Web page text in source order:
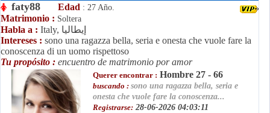
faty88 Edad : 27 Año.
Matrimonio : Soltera
Habla a :
Italy, إيطاليا
Intereses : sono una ragazza bella, seria e onesta che vuole fare la
conoscenza di un uomo rispettoso
Tu propósito : encuentro de matrimonio por amor
Querer encontrar : Hombre 27 - 66
buscando : sono una ragazza bella, seria e
onesta che vuole fare la conoscenza...
Registrarse: 28-06-2026 04:03:11